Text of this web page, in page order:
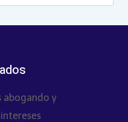
abogando y